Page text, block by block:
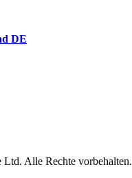
DE
Ltd. Alle Rechte vorbehalten.